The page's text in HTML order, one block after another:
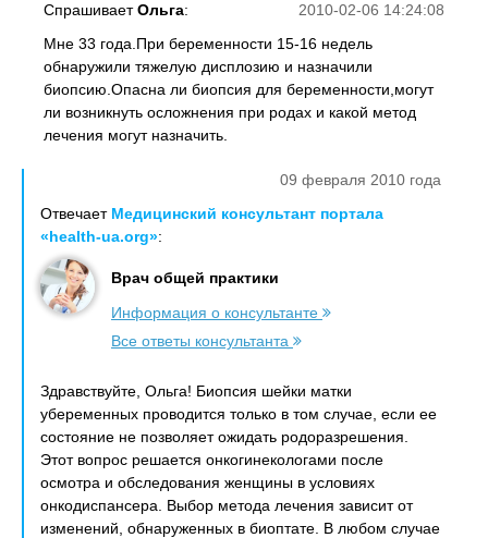
2010-02-06 14:24:08
СпрашиваетОльга:
Мне 33 года.При беременности 15-16 недель
обнаружили тяжелую дисплозию и назначили
биопсию.Опасна ли биопсия для беременности,могут
ли возникнуть осложнения при родах и какой метод
лечения могут назначить.
09 февраля 2010 года
Отвечает Медицинский консультант портала
«health-ua.org»:
Врач общей практики
Информация о консультанте
Все ответы консультанта
Здравствуйте, Ольга! Биопсия шейки матки
убеременных проводится только в том случае, если ее
состояние не позволяет ожидать родоразрешения.
Этот вопрос решается онкогинекологами после
осмотра и обследования женщины в условиях
онкодиспансера. Выбор метода лечения зависит от
изменений, обнаруженных в биоптате. В любом случае